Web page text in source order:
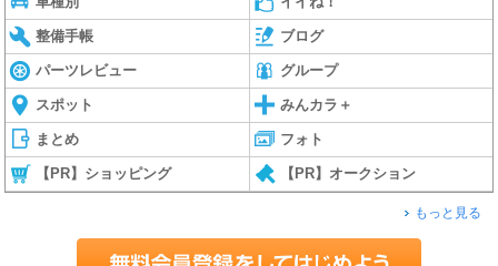
整備手帳 ブログ
パーツレビュー グループ
スポット みんカラ＋
まとめ フォト
【PR】ショッピング 【PR】オークション
もっと見る